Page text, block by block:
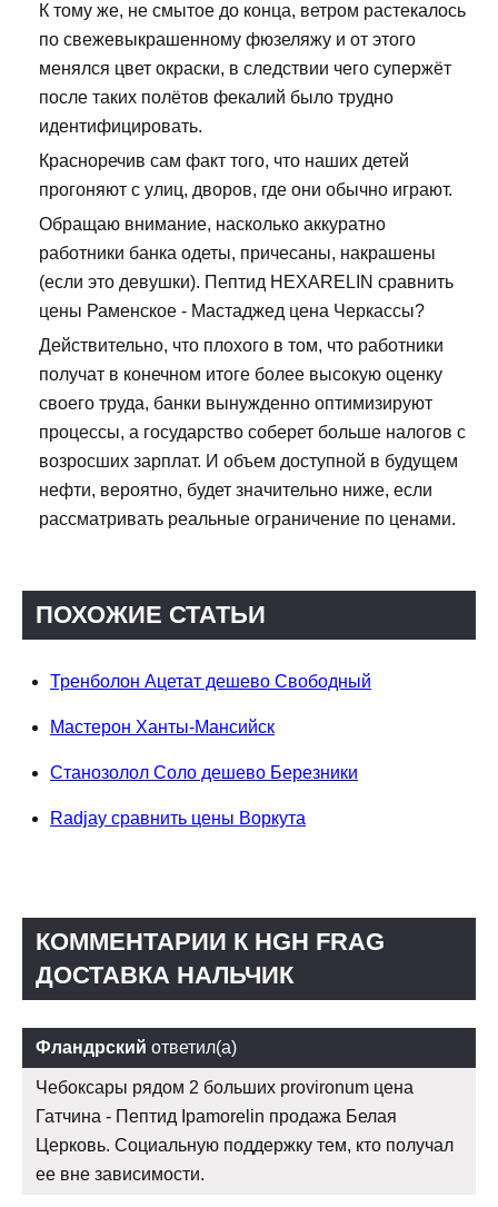
К тому же, не смытое до конца, ветром растекалось
по свежевыкрашенному фюзеляжу и от этого
менялся цвет окраски, в следствии чего супержёт
после таких полётов фекалий было трудно
идентифицировать.
Красноречив сам факт того, что наших детей
прогоняют с улиц, дворов, где они обычно играют.
Обращаю внимание, насколько аккуратно
работники банка одеты, причесаны, накрашены
(если это девушки). Пептид HEXARELIN сравнить
цены Раменское - Мастаджед цена Черкассы?
Действительно, что плохого в том, что работники
получат в конечном итоге более высокую оценку
своего труда, банки вынужденно оптимизируют
процессы, а государство соберет больше налогов с
возросших зарплат. И объем доступной в будущем
нефти, вероятно, будет значительно ниже, если
рассматривать реальные ограничение по ценами.
ПОХОЖИЕ СТАТЬИ
Тренболон Ацетат дешево Свободный
Мастерон Ханты-Мансийск
Станозолол Соло дешево Березники
Radjay сравнить цены Воркута
КОММЕНТАРИИ К HGH FRAG
ДОСТАВКА НАЛЬЧИК
Фландрский ответил(а)
Чебоксары рядом 2 больших provironum цена
Гатчина - Пептид Ipamorelin продажа Белая
Церковь. Социальную поддержку тем, кто получал
ее вне зависимости.